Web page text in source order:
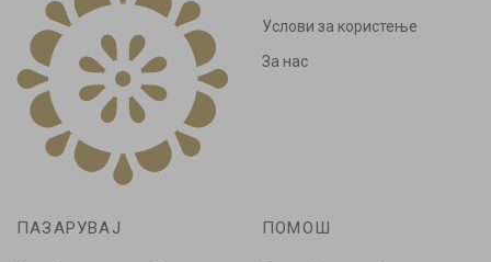
Услови за користење
За нас
ПАЗАРУВАЈ ПОМОШ